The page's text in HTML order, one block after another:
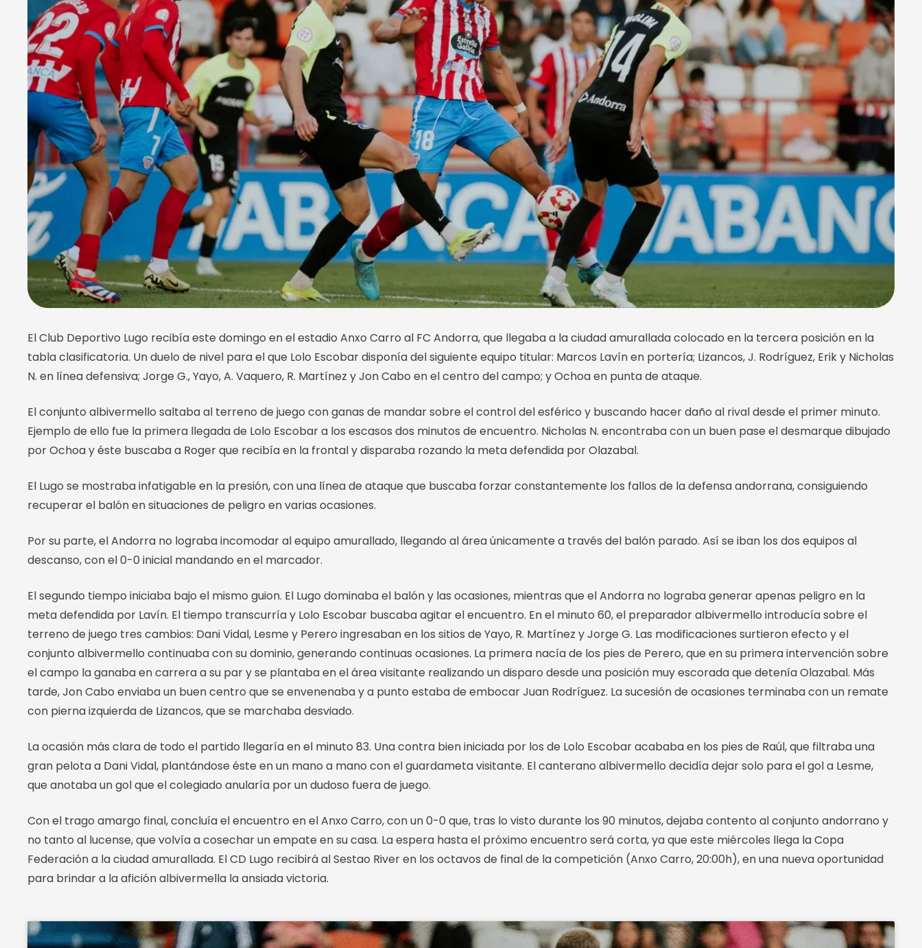
El Club Deportivo Lugo recibía este domingo en el estadio Anxo Carro al FC Andorra, que llegaba a la ciudad amurallada colocado en la tercera posición en la
tabla clasificatoria. Un duelo de nivel para el que Lolo Escobar disponía del siguiente equipo titular: Marcos Lavín en portería; Lizancos, J. Rodríguez, Erik y Nicholas
N. en línea defensiva; Jorge G., Yayo, A. Vaquero, R. Martínez y Jon Cabo en el centro del campo; y Ochoa en punta de ataque.
El conjunto albivermello saltaba al terreno de juego con ganas de mandar sobre el control del esférico y buscando hacer daño al rival desde el primer minuto.
Ejemplo de ello fue la primera llegada de Lolo Escobar a los escasos dos minutos de encuentro. Nicholas N. encontraba con un buen pase el desmarque dibujado
por Ochoa y éste buscaba a Roger que recibía en la frontal y disparaba rozando la meta defendida por Olazabal.
El Lugo se mostraba infatigable en la presión, con una línea de ataque que buscaba forzar constantemente los fallos de la defensa andorrana, consiguiendo
recuperar el balón en situaciones de peligro en varias ocasiones.
Por su parte, el Andorra no lograba incomodar al equipo amurallado, llegando al área únicamente a través del balón parado. Así se iban los dos equipos al
descanso, con el 0-0 inicial mandando en el marcador.
El segundo tiempo iniciaba bajo el mismo guion. El Lugo dominaba el balón y las ocasiones, mientras que el Andorra no lograba generar apenas peligro en la
meta defendida por Lavín. El tiempo transcurría y Lolo Escobar buscaba agitar el encuentro. En el minuto 60, el preparador albivermello introducía sobre el
terreno de juego tres cambios: Dani Vidal, Lesme y Perero ingresaban en los sitios de Yayo, R. Martínez y Jorge G. Las modificaciones surtieron efecto y el
conjunto albivermello continuaba con su dominio, generando continuas ocasiones. La primera nacía de los pies de Perero, que en su primera intervención sobre
el campo la ganaba en carrera a su par y se plantaba en el área visitante realizando un disparo desde una posición muy escorada que detenía Olazabal. Más
tarde, Jon Cabo enviaba un buen centro que se envenenaba y a punto estaba de embocar Juan Rodríguez. La sucesión de ocasiones terminaba con un remate
con pierna izquierda de Lizancos, que se marchaba desviado.
La ocasión más clara de todo el partido llegaría en el minuto 83. Una contra bien iniciada por los de Lolo Escobar acababa en los pies de Raúl, que filtraba una
gran pelota a Dani Vidal, plantándose éste en un mano a mano con el guardameta visitante. El canterano albivermello decidía dejar solo para el gol a Lesme,
que anotaba un gol que el colegiado anularía por un dudoso fuera de juego.
Con el trago amargo final, concluía el encuentro en el Anxo Carro, con un 0-0 que, tras lo visto durante los 90 minutos, dejaba contento al conjunto andorrano y
no tanto al lucense, que volvía a cosechar un empate en su casa. La espera hasta el próximo encuentro será corta, ya que este miércoles llega la Copa
Federación a la ciudad amurallada. El CD Lugo recibirá al Sestao River en los octavos de final de la competición (Anxo Carro, 20:00h), en una nueva oportunidad
para brindar a la afición albivermella la ansiada victoria.